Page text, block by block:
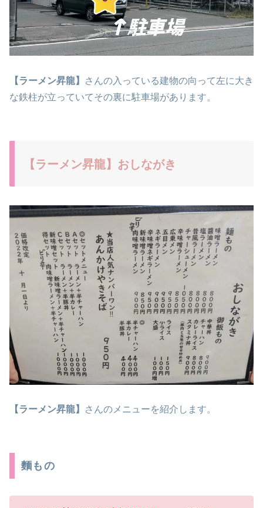
【ラーメン昇龍】
さんの入っている建物の向って左に大き
な鉄柱が立っていてその裏に駐車場があります。
【ラーメン昇龍】おしながき
【ラーメン昇龍】 さんのメニューを紹介します。
麵もの